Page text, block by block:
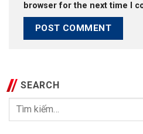
browser for the next time I
SEARCH